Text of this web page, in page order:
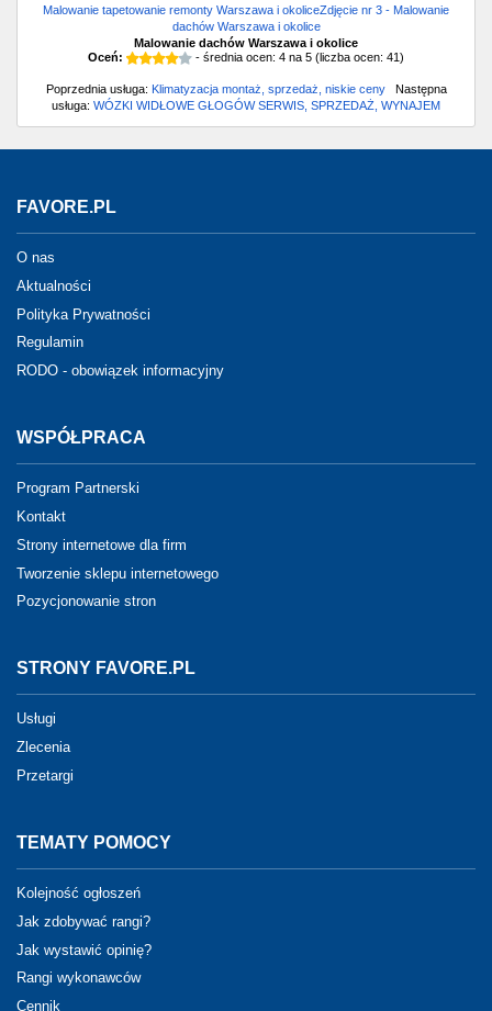
Malowanie tapetowanie remonty Warszawa i okoliceZdjęcie nr 3 - Malowanie
dachów Warszawa i okolice
Malowanie dachów Warszawa i okolice
Oceń:
- średnia ocen: 4 na 5 (liczba ocen: 41)
Poprzednia usługa: Klimatyzacja montaż, sprzedaż, niskie cenyNastępna
usługa: WÓZKI WIDŁOWE GŁOGÓW SERWIS, SPRZEDAŻ, WYNAJEM
FAVORE.PL
O nas
Aktualności
Polityka Prywatności
Regulamin
RODO - obowiązek informacyjny
WSPÓŁPRACA
Program Partnerski
Kontakt
Strony internetowe dla firm
Tworzenie sklepu internetowego
Pozycjonowanie stron
STRONY FAVORE.PL
Usługi
Zlecenia
Przetargi
TEMATY POMOCY
Kolejność ogłoszeń
Jak zdobywać rangi?
Jak wystawić opinię?
Rangi wykonawców
Cennik